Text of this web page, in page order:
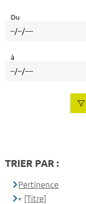
Du
à
TRIER PAR :
Pertinence
[Titre]